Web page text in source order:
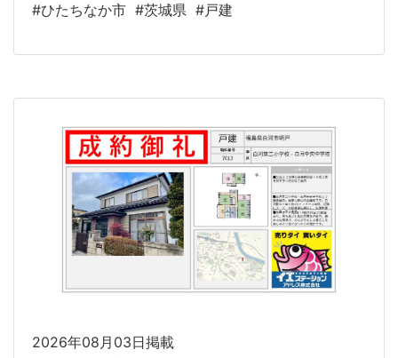
#ひたちなか市 #茨城県 #戸建
2026年08月03日掲載